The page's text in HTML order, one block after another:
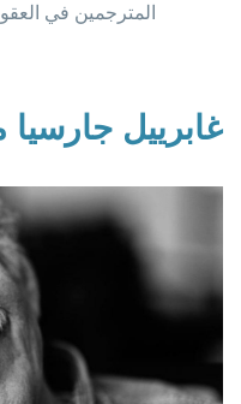
المترجمين في
غابرييل جارسيا